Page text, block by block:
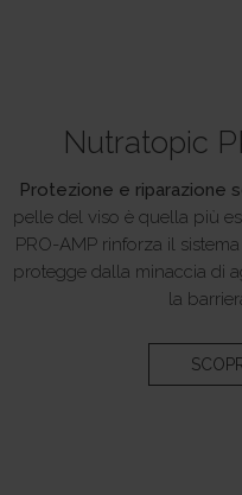
Nutratopic
Protezione e riparazione
pelle del viso è quella più
PRO-AMP rinforza il
protegge dalla minaccia di
la